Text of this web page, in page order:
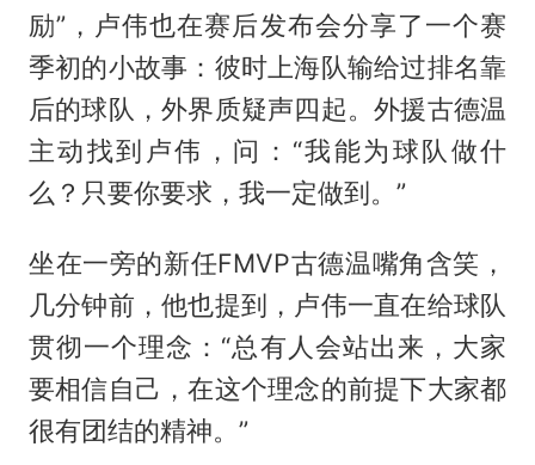
励”，卢伟也在赛后发布会分享了一个赛
季初的小故事：彼时上海队输给过排名靠
后的球队，外界质疑声四起。外援古德温
主动找到卢伟，问：“我能为球队做什
么？只要你要求，我一定做到。”
坐在一旁的新任FMVP古德温嘴角含笑，
几分钟前，他也提到，卢伟一直在给球队
贯彻一个理念：“总有人会站出来，大家
要相信自己，在这个理念的前提下大家都
很有团结的精神。”